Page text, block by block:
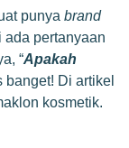
punya brand
ada pertanyaan
“Apakah
banget! Di artikel
kosmetik.